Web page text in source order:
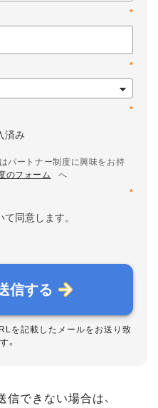
*
*
*
済み
パートナー制度に興味をお持
のフォーム
へ
*
同意します。
信する
を記載したメールをお送り致
。
できない場合は、